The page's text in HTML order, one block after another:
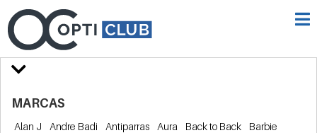
MARCAS
Alan J Andre Badi Antiparras Aura Back to Back
Barbie